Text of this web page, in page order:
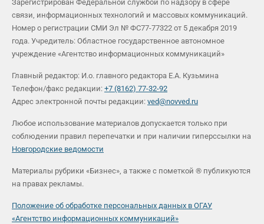
Зарегистрирован Федеральной службой по надзору в сфере
связи, информационных технологий и массовых коммуникаций.
Номер о регистрации СМИ Эл № ФС77-77322 от 5 декабря 2019
года. Учредитель: Областное государственное автономное
учреждение «Агентство информационных коммуникаций»
Главный редактор: И.о. главного редактора Е.А. Кузьмина
Телефон/факс редакции: +7 (8162) 77-32-92
Адрес электронной почты редакции: ved@novved.ru
Любое использование материалов допускается только при
соблюдении правил перепечатки и при наличии гиперссылки на
Новгородские ведомости
Материалы рубрики «Бизнес», а также с пометкой ® публикуются
на правах рекламы.
Положение об обработке персональных данных в ОГАУ
«Агентство информационных коммуникаций»